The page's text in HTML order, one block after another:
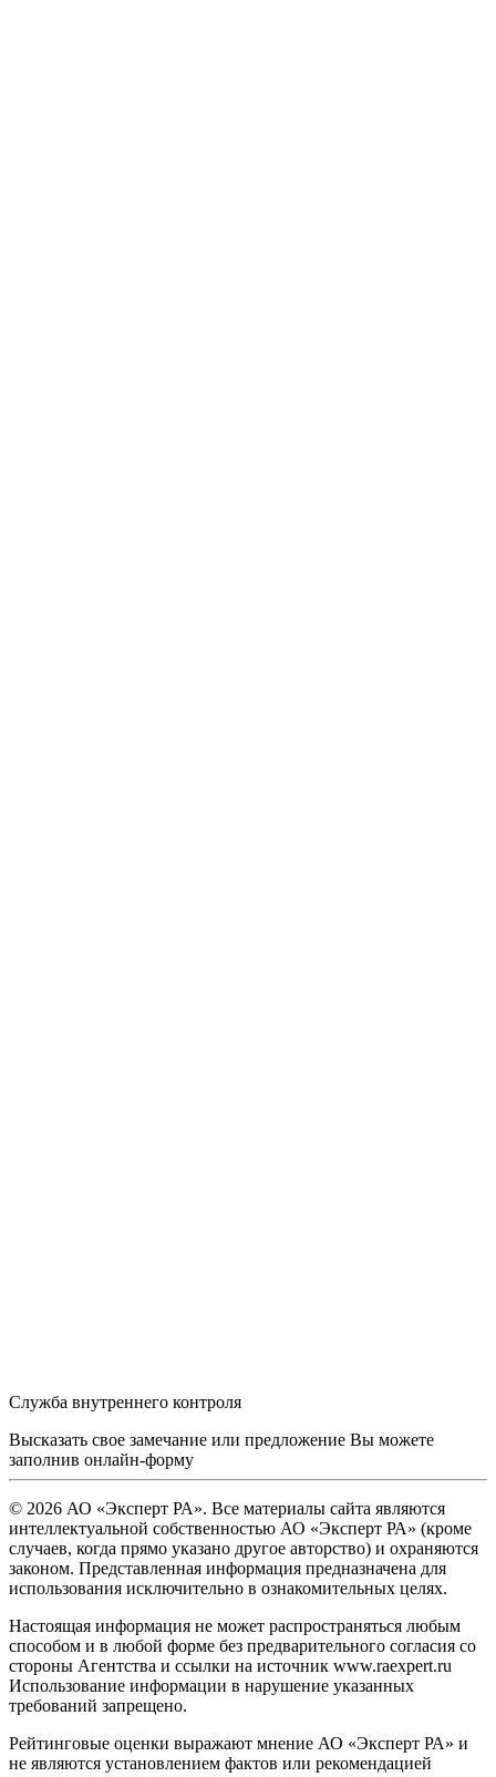
Служба внутреннего контроля
Высказать свое замечание или предложение Вы можете
заполнив онлайн-форму
© 2026 АО «Эксперт РА». Все материалы сайта являются
интеллектуальной собственностью АО «Эксперт РА» (кроме
случаев, когда прямо указано другое авторство) и охраняются
законом. Представленная информация предназначена для
использования исключительно в ознакомительных целях.
Настоящая информация не может распространяться любым
способом и в любой форме без предварительного согласия со
стороны Агентства и ссылки на источник www.raexpert.ru
Использование информации в нарушение указанных
требований запрещено.
Рейтинговые оценки выражают мнение АО «Эксперт РА» и
не являются установлением фактов или рекомендацией